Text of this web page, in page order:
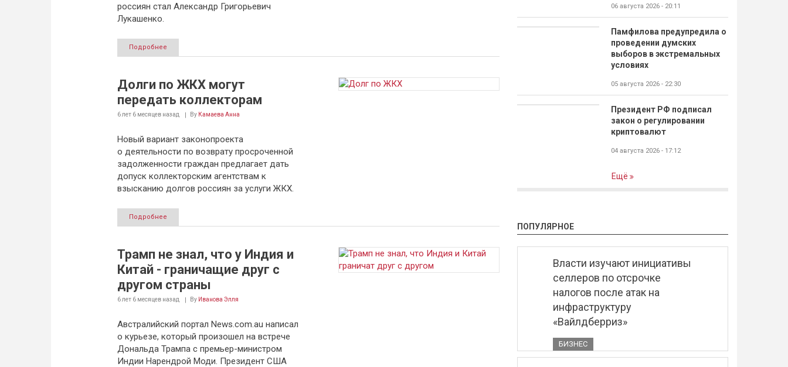
россиян стал Александр Григорьевич
Лукашенко.
Подробнее
Долги по ЖКХ могут
передать коллекторам
6 лет 6 месяцевназад By Камаева Анна
Новый вариант законопроекта
о деятельности по возврату просроченной
задолженности граждан предлагает дать
допуск коллекторским агентствам к
взысканию долгов россиян за услуги ЖКХ.
Подробнее
Трамп не знал, что у Индия и
Китай - граничащие друг с
другом страны
6 лет 6 месяцевназад By Иванова Элля
Австралийский портал News.com.au написал
о курьезе, который произошел на встрече
Дональда Трампа с премьер-министром
Индии Нарендрой Моди. Президент США
06 августа 2026 - 20:11
Памфилова предупредила о
проведении думских
выборов в экстремальных
условиях
05 августа 2026 - 22:30
Президент РФ подписал
закон о регулировании
криптовалют
04 августа 2026 - 17:12
Ещё
ПОПУЛЯРНОЕ
Власти изучают инициативы
селлеров по отсрочке
налогов после атак на
инфраструктуру
«Вайлдберриз»
БИЗНЕС